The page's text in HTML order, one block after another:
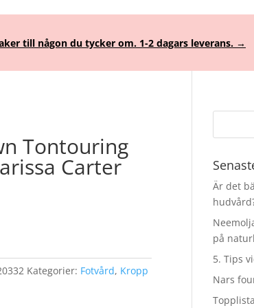
till någon du tycker om. 1-2 dagars leverans. →
Tontouring
Carter
Kategorier: Fotvård, Kropp
Är det
på
5. Tips
Nars